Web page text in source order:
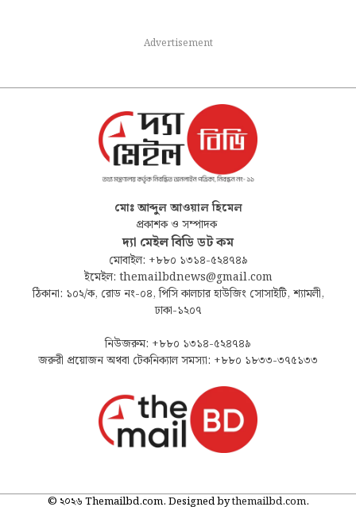
Advertisement
মোঃ আব্দুল আওয়াল হিমেল
প্রকাশক ও সম্পাদক
দ্যা মেইল বিডি ডট কম
মোবাইল: +৮৮০ ১৩১৪-৫২৪৭৪৯
ইমেইল: themailbdnews@gmail.com
ঠিকানা: ১০২/ক, রোড নং-০৪, পিসি কালচার হাউজিং সোসাইটি, শ্যামলী,
ঢাকা-১২০৭
নিউজরুম: +৮৮০ ১৩১৪-৫২৪৭৪৯
জরুরী প্রয়োজন অথবা টেকনিক্যাল সমস্যা: +৮৮০ ১৮৩৩-৩৭৫১৩৩
© ২০২৬ Themailbd.com. Designed bythemailbd.com.